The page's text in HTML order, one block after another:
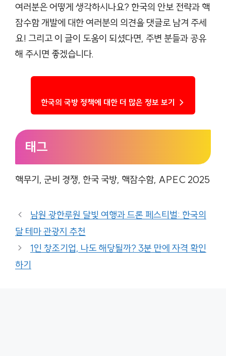
여러분은 어떻게 생각하시나요? 한국의 안보 전략과 핵
잠수함 개발에 대한 여러분의 의견을 댓글로 남겨 주세
요! 그리고 이 글이 도움이 되셨다면, 주변 분들과 공유
해 주시면 좋겠습니다.
한국의 국방 정책에 대한 더 많은 정보 보기 →
태그
핵무기, 군비 경쟁, 한국 국방, 핵잠수함, APEC 2025
남원 광한루원 달빛 여행과 드론 페스티벌: 한국의
달 테마 관광지 추천
1인 창조기업, 나도 해당될까? 3분 만에 자격 확인
하기